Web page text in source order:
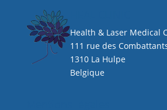
Health & Laser Medical
111 rue des
1310 La Hulpe
Belgique